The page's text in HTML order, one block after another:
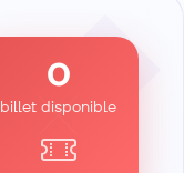
0
billet disponible